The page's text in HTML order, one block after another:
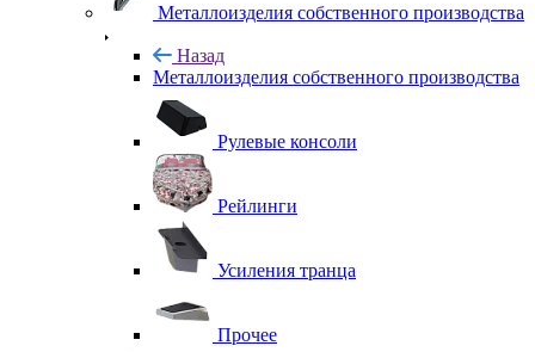
Металлоизделия собственного производства
Назад
Металлоизделия собственного производства
Рулевые консоли
Рейлинги
Усиления транца
Прочее